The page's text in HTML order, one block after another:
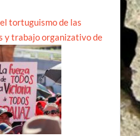
tortuguismo de las
y trabajo organizativo de